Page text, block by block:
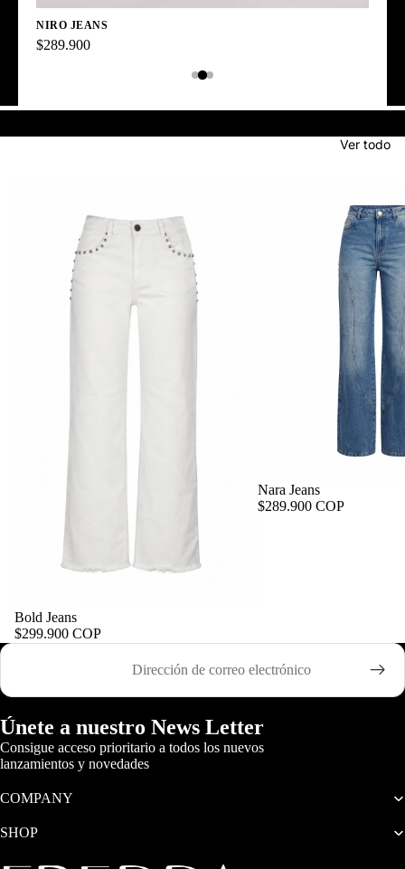
NIRO JEANS
$289.900
Ver todo
Bold Jeans
$299.900 COP
Nara Jeans
$289.900 COP
Correo electrónico
Únete a nuestro News Letter
Consigue acceso prioritario a todos los nuevos
lanzamientos y novedades
COMPANY
SHOP